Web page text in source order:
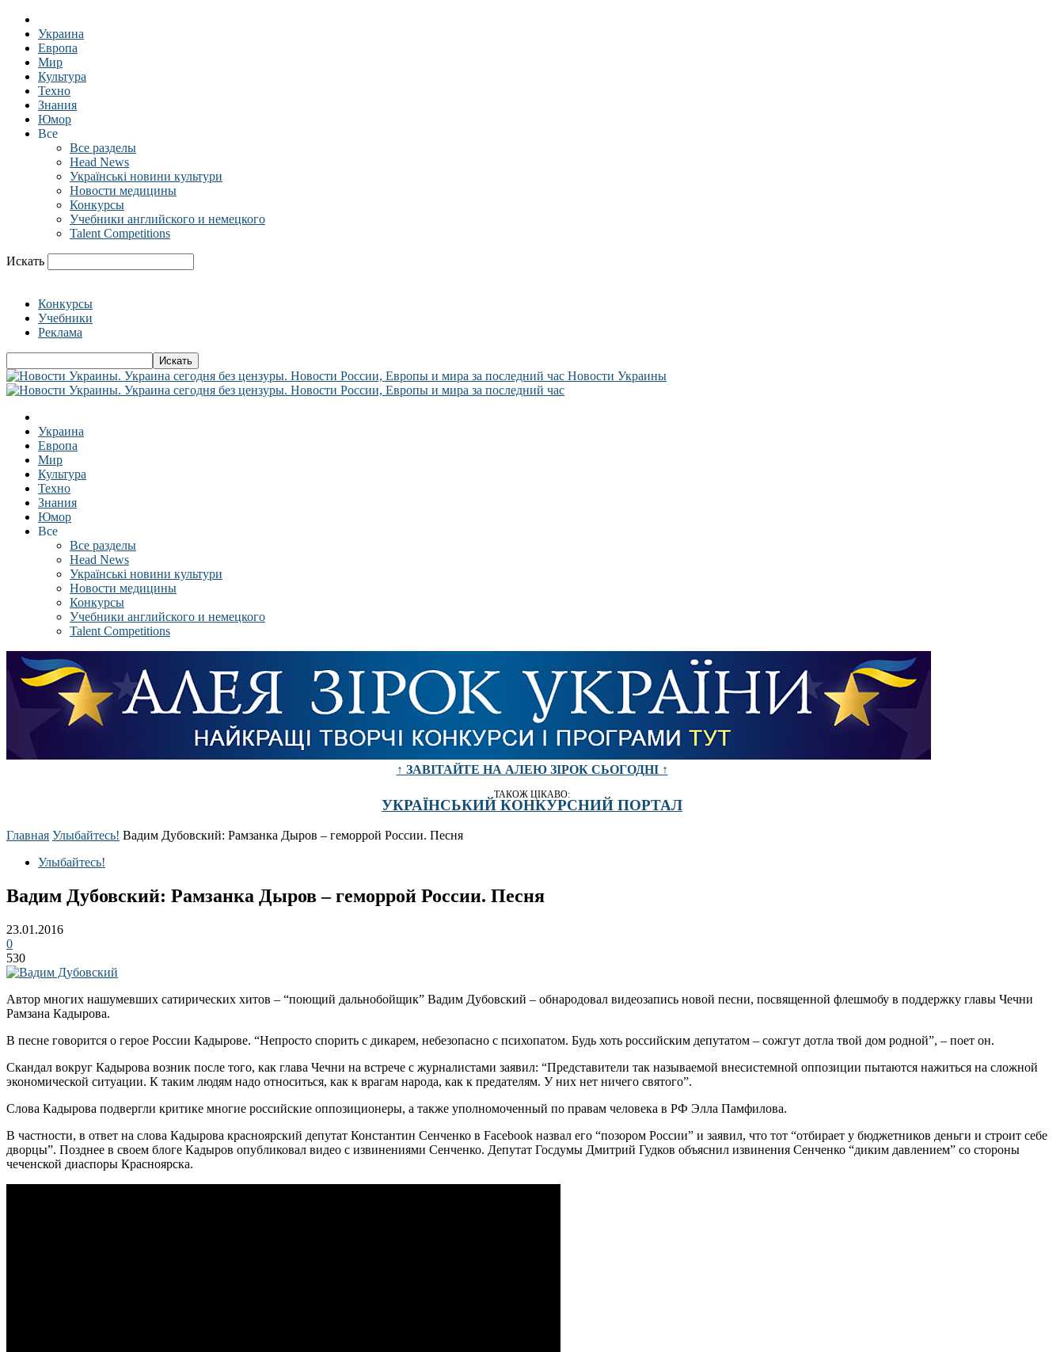
Украина
Европа
Мир
Культура
Техно
Знания
Юмор
Все
Все разделы
Head News
Українські новини культури
Новости медицины
Конкурсы
Учебники английского и немецкого
Talent Competitions
Искать
Конкурсы
Учебники
Реклама
Новости Украины
Украина
Европа
Мир
Культура
Техно
Знания
Юмор
Все
Все разделы
Head News
Українські новини культури
Новости медицины
Конкурсы
Учебники английского и немецкого
Talent Competitions
↑ ЗАВІТАЙТЕ НА АЛЕЮ ЗІРОК СЬОГОДНІ ↑
ТАКОЖ ЦІКАВО:
УКРАЇНСЬКИЙ КОНКУРСНИЙ ПОРТАЛ
Главная Улыбайтесь! Вадим Дубовский: Рамзанка Дыров – геморрой России. Песня
Улыбайтесь!
Вадим Дубовский: Рамзанка Дыров – геморрой России. Песня
23.01.2016
0
530
Автор многих нашумевших сатирических хитов – “поющий дальнобойщик” Вадим Дубовский – обнародовал видеозапись новой песни, посвященной флешмобу в поддержку главы Чечни
Рамзана Кадырова.
В песне говорится о герое России Кадырове. “Непросто спорить с дикарем, небезопасно с психопатом. Будь хоть российским депутатом – сожгут дотла твой дом родной”, – поет он.
Скандал вокруг Кадырова возник после того, как глава Чечни на встрече с журналистами заявил: “Представители так называемой внесистемной оппозиции пытаются нажиться на сложной
экономической ситуации. К таким людям надо относиться, как к врагам народа, как к предателям. У них нет ничего святого”.
Слова Кадырова подвергли критике многие российские оппозиционеры, а также уполномоченный по правам человека в РФ Элла Памфилова.
В частности, в ответ на слова Кадырова красноярский депутат Константин Сенченко в Facebook назвал его “позором России” и заявил, что тот “отбирает у бюджетников деньги и строит себе
дворцы”. Позднее в своем блоге Кадыров опубликовал видео с извинениями Сенченко. Депутат Госдумы Дмитрий Гудков объяснил извинения Сенченко “диким давлением” со стороны
чеченской диаспоры Красноярска.